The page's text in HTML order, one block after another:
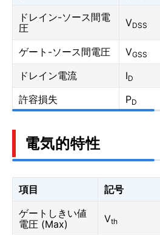
ドレイン-ソース間電
圧
VDSS
ゲート-ソース間電圧 VGSS
ドレイン電流
ID
許容損失
PD
電気的特性
項目 記号
ゲートしきい値
電圧 (Max)
Vth